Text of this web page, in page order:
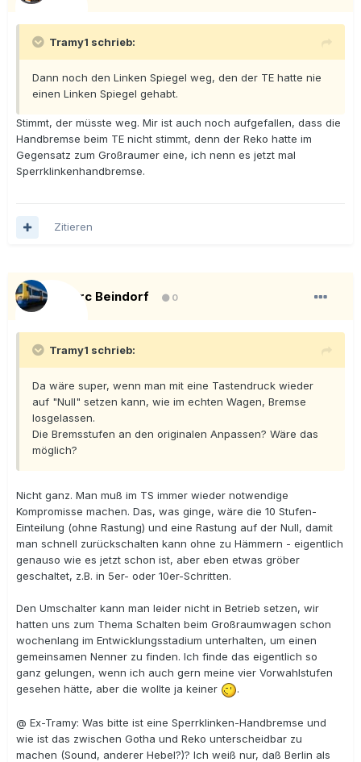
Tramy1 schrieb:
Dann noch den Linken Spiegel weg, den der TE hatte nie
einen Linken Spiegel gehabt.
Stimmt, der müsste weg. Mir ist auch noch aufgefallen, dass die
Handbremse beim TE nicht stimmt, denn der Reko hatte im
Gegensatz zum Großraumer eine, ich nenn es jetzt mal
Sperrklinkenhandbremse.
Zitieren
Marc Beindorf 0
Tramy1 schrieb:
Da wäre super, wenn man mit eine Tastendruck wieder
auf "Null" setzen kann, wie im echten Wagen, Bremse
losgelassen.
Die Bremsstufen an den originalen Anpassen? Wäre das
möglich?
Nicht ganz. Man muß im TS immer wieder notwendige
Kompromisse machen. Das, was ginge, wäre die 10 Stufen-
Einteilung (ohne Rastung) und eine Rastung auf der Null, damit
man schnell zurückschalten kann ohne zu Hämmern - eigentlich
genauso wie es jetzt schon ist, aber eben etwas gröber
geschaltet, z.B. in 5er- oder 10er-Schritten.
Den Umschalter kann man leider nicht in Betrieb setzen, wir
hatten uns zum Thema Schalten beim Großraumwagen schon
wochenlang im Entwicklungsstadium unterhalten, um einen
gemeinsamen Nenner zu finden. Ich finde das eigentlich so
ganz gelungen, wenn ich auch gern meine vier Vorwahlstufen
gesehen hätte, aber die wollte ja keiner
.
@ Ex-Tramy: Was bitte ist eine Sperrklinken-Handbremse und
wie ist das zwischen Gotha und Reko unterscheidbar zu
machen (Sound, anderer Hebel?)? Ich weiß nur, daß Berlin als